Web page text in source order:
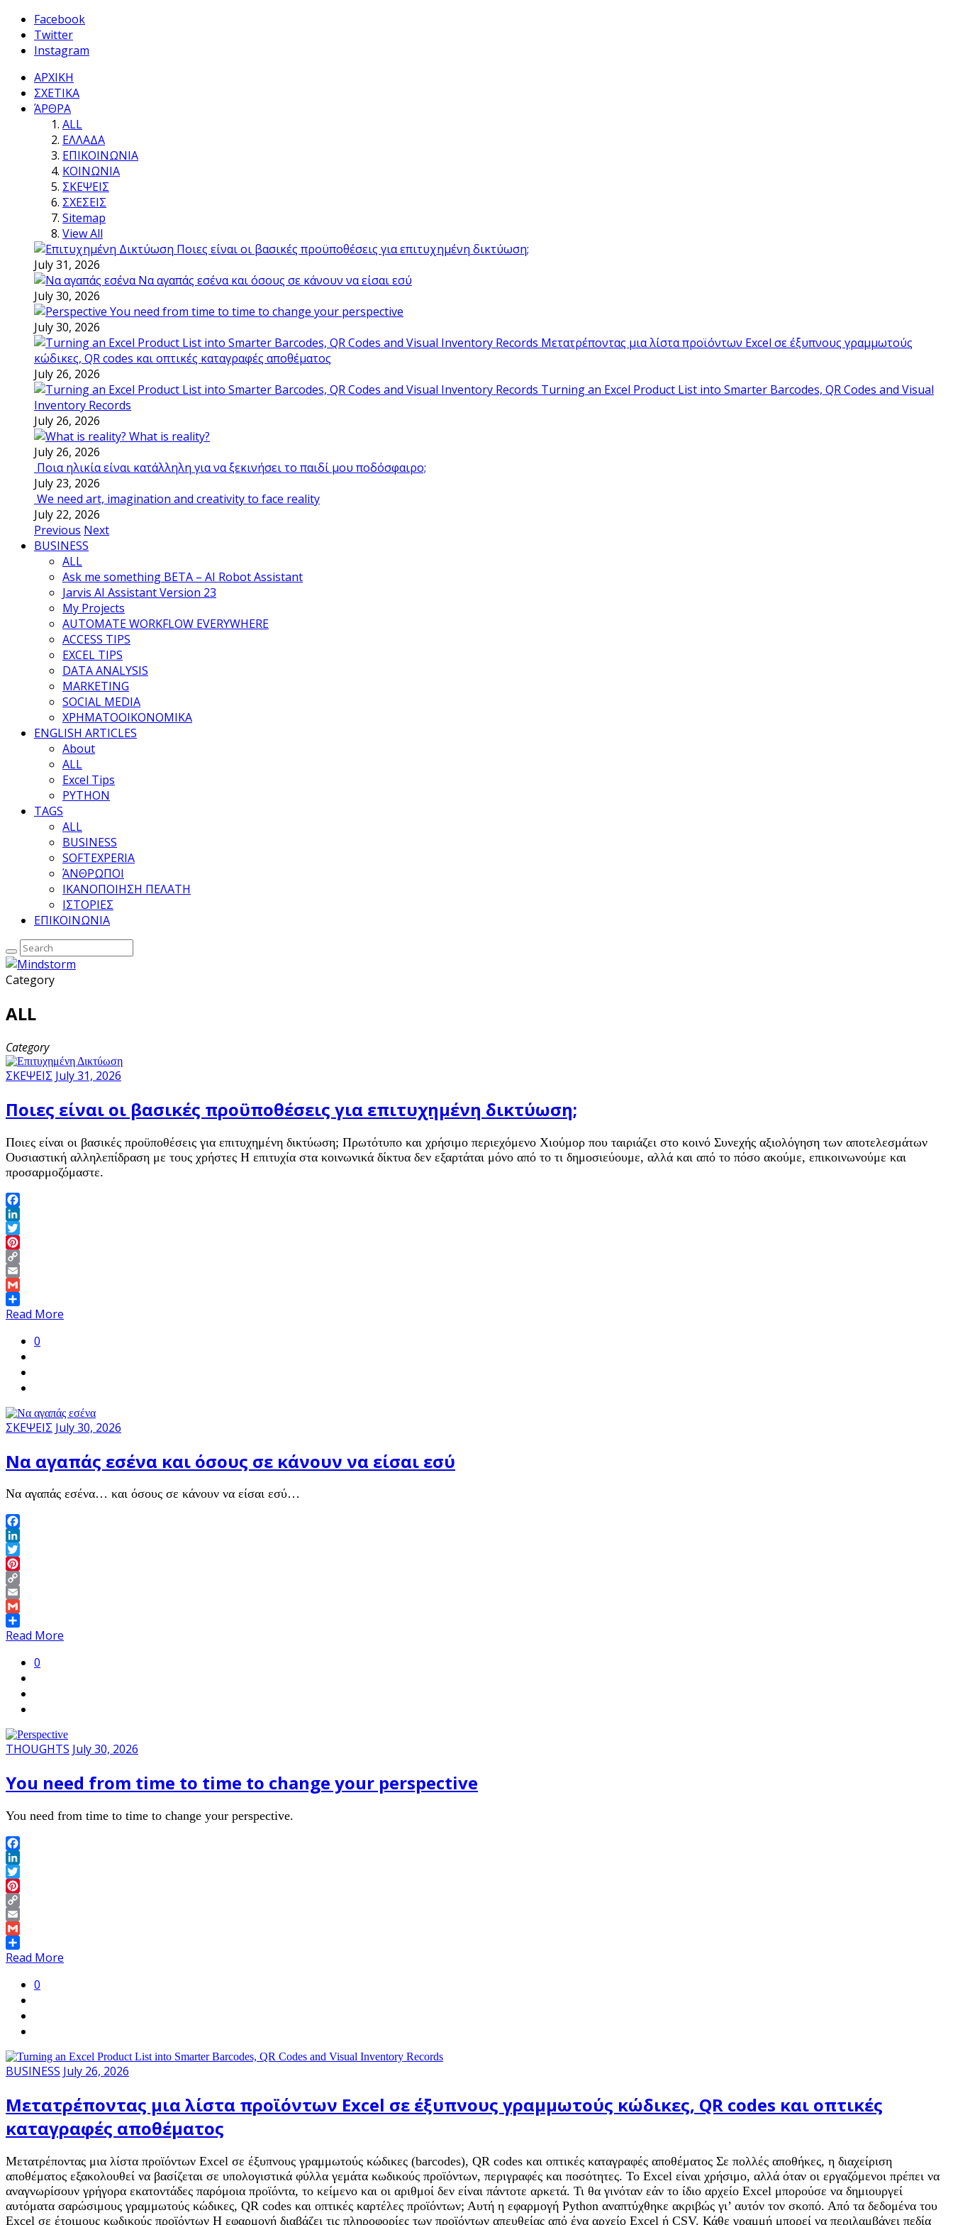
Facebook
Twitter
Instagram
ΑΡΧΙΚΗ
ΣΧΕΤΙΚΑ
ΆΡΘΡΑ
ALL
ΕΛΛΑΔΑ
ΕΠΙΚΟΙΝΩΝΙΑ
ΚΟΙΝΩΝΙΑ
ΣΚΕΨΕΙΣ
ΣΧΕΣΕΙΣ
Sitemap
View All
Ποιες είναι οι βασικές προϋποθέσεις για επιτυχημένη δικτύωση;
July 31, 2026
Να αγαπάς εσένα και όσους σε κάνουν να είσαι εσύ
July 30, 2026
You need from time to time to change your perspective
July 30, 2026
Μετατρέποντας μια λίστα προϊόντων Excel σε έξυπνους γραμμωτούς
κώδικες, QR codes και οπτικές καταγραφές αποθέματος
July 26, 2026
Turning an Excel Product List into Smarter Barcodes, QR Codes and Visual
Inventory Records
July 26, 2026
What is reality?
July 26, 2026
Ποια ηλικία είναι κατάλληλη για να ξεκινήσει το παιδί μου ποδόσφαιρο;
July 23, 2026
We need art, imagination and creativity to face reality
July 22, 2026
Previous Next
BUSINESS
ALL
Ask me something BETA – AI Robot Assistant
Jarvis AI Assistant Version 23
My Projects
AUTOMATE WORKFLOW EVERYWHERE
ACCESS TIPS
EXCEL TIPS
DATA ANALYSIS
MARKETING
SOCIAL MEDIA
ΧΡΗΜΑΤΟΟΙΚΟΝΟΜΙΚΑ
ENGLISH ARTICLES
About
ALL
Excel Tips
PYTHON
TAGS
ALL
BUSINESS
SOFTEXPERIA
ΆΝΘΡΩΠΟΙ
ΙΚΑΝΟΠΟΙΗΣΗ ΠΕΛΑΤΗ
ΙΣΤΟΡΙΕΣ
ΕΠΙΚΟΙΝΩΝΙΑ
Category
ALL
Category
ΣΚΕΨΕΙΣ July 31, 2026
Ποιες είναι οι βασικές προϋποθέσεις για επιτυχημένη δικτύωση;
Ποιες είναι οι βασικές προϋποθέσεις για επιτυχημένη δικτύωση; Πρωτότυπο και χρήσιμο περιεχόμενο Χιούμορ που ταιριάζει στο κοινό Συνεχής αξιολόγηση των αποτελεσμάτων
Ουσιαστική αλληλεπίδραση με τους χρήστες Η επιτυχία στα κοινωνικά δίκτυα δεν εξαρτάται μόνο από το τι δημοσιεύουμε, αλλά και από το πόσο ακούμε, επικοινωνούμε και
προσαρμοζόμαστε.
Facebook
LinkedIn
Twitter
Pinterest
Copy
Link
Email
Gmail
Share
Read More
0
ΣΚΕΨΕΙΣ July 30, 2026
Να αγαπάς εσένα και όσους σε κάνουν να είσαι εσύ
Να αγαπάς εσένα… και όσους σε κάνουν να είσαι εσύ…
Facebook
LinkedIn
Twitter
Pinterest
Copy
Link
Email
Gmail
Share
Read More
0
THOUGHTS July 30, 2026
You need from time to time to change your perspective
You need from time to time to change your perspective.
Facebook
LinkedIn
Twitter
Pinterest
Copy
Link
Email
Gmail
Share
Read More
0
BUSINESS July 26, 2026
Μετατρέποντας μια λίστα προϊόντων Excel σε έξυπνους γραμμωτούς κώδικες, QR codes και οπτικές
καταγραφές αποθέματος
Μετατρέποντας μια λίστα προϊόντων Excel σε έξυπνους γραμμωτούς κώδικες (barcodes), QR codes και οπτικές καταγραφές αποθέματος Σε πολλές αποθήκες, η διαχείριση
αποθέματος εξακολουθεί να βασίζεται σε υπολογιστικά φύλλα γεμάτα κωδικούς προϊόντων, περιγραφές και ποσότητες. Το Excel είναι χρήσιμο, αλλά όταν οι εργαζόμενοι πρέπει να
αναγνωρίσουν γρήγορα εκατοντάδες παρόμοια προϊόντα, το κείμενο και οι αριθμοί δεν είναι πάντοτε αρκετά. Τι θα γινόταν εάν το ίδιο αρχείο Excel μπορούσε να δημιουργεί
αυτόματα σαρώσιμους γραμμωτούς κώδικες, QR codes και οπτικές καρτέλες προϊόντων; Αυτή η εφαρμογή Python αναπτύχθηκε ακριβώς γι’ αυτόν τον σκοπό. Από τα δεδομένα του
Excel σε έτοιμους κωδικούς προϊόντων Η εφαρμογή διαβάζει τις πληροφορίες των προϊόντων απευθείας από ένα αρχείο Excel ή CSV. Κάθε γραμμή μπορεί να περιλαμβάνει πεδία